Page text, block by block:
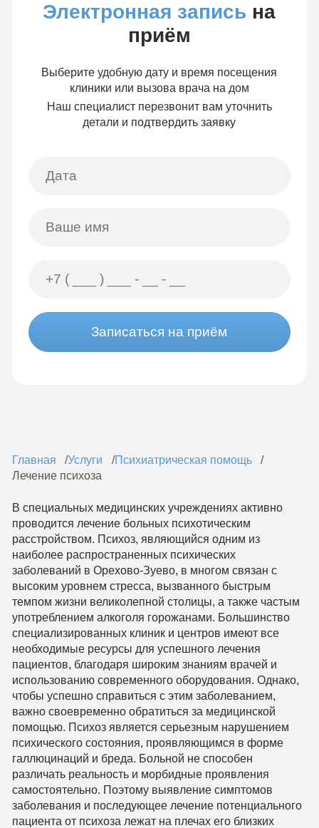
Электронная запись на
приём
Выберите удобную дату и время посещения
клиники или вызова врача на дом
Наш специалист перезвонит вам уточнить
детали и подтвердить заявку
Записаться на приём
Главная Услуги
Психиатрическая помощь
Лечение психоза
В специальных медицинских учреждениях активно
проводится лечение больных психотическим
расстройством. Психоз, являющийся одним из
наиболее распространенных психических
заболеваний в Орехово-Зуево, в многом связан с
высоким уровнем стресса, вызванного быстрым
темпом жизни великолепной столицы, а также частым
употреблением алкоголя горожанами. Большинство
специализированных клиник и центров имеют все
необходимые ресурсы для успешного лечения
пациентов, благодаря широким знаниям врачей и
использованию современного оборудования. Однако,
чтобы успешно справиться с этим заболеванием,
важно своевременно обратиться за медицинской
помощью. Психоз является серьезным нарушением
психического состояния, проявляющимся в форме
галлюцинаций и бреда. Больной не способен
различать реальность и морбидные проявления
самостоятельно. Поэтому выявление симптомов
заболевания и последующее лечение потенциального
пациента от психоза лежат на плечах его близких